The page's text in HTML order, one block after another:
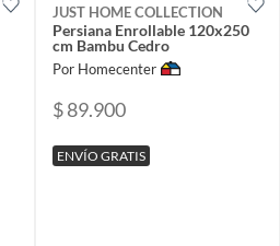
JUST HOME COLLECTION
Persiana Enrollable 120x250
cm Bambu Cedro
Por Homecenter
$ 89.900
ENVÍO GRATIS